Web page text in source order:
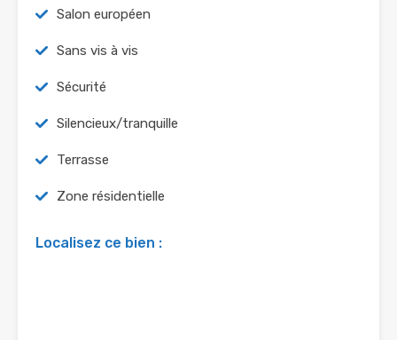
Salon européen
Sans vis à vis
Sécurité
Silencieux/tranquille
Terrasse
Zone résidentielle
Localisez ce bien :